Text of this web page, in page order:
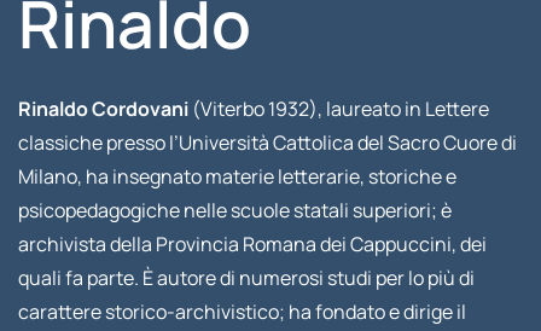
Rinaldo
Rinaldo Cordovani(Viterbo 1932), laureato in Lettere
classiche presso l’Università Cattolica del Sacro Cuore di
Milano, ha insegnato materie letterarie, storiche e
psicopedagogiche nelle scuole statali superiori; è
archivista della Provincia Romana dei Cappuccini, dei
quali fa parte. È autore di numerosi studi per lo più di
carattere storico-archivistico; ha fondato e dirige il